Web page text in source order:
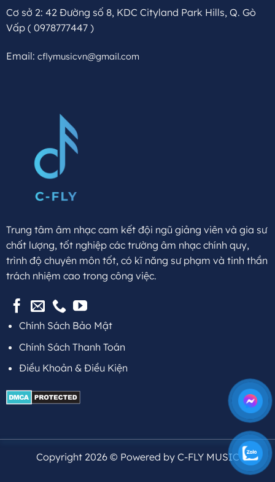
Cơ sở 2: 42 Đường số 8, KDC Cityland Park Hills, Q. Gò
Vấp( 0978777447 )
Email: cflymusicvn@gmail.com
Trung tâm âm nhạc cam kết đội ngũ giảng viên và gia sư
chất lượng, tốt nghiệp các trường âm nhạc chính quy,
trình độ chuyên môn tốt, có kĩ năng sư phạm và tinh thần
trách nhiệm cao trong công việc.
Chính Sách Bảo Mật
Chính Sách Thanh Toán
Điều Khoản & Điều Kiện
Copyright 2026 © Powered by C-FLY MUSIC